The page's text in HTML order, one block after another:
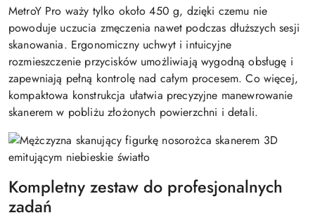
MetroY Pro waży tylko około 450 g, dzięki czemu nie
powoduje uczucia zmęczenia nawet podczas dłuższych sesji
skanowania. Ergonomiczny uchwyt i intuicyjne
rozmieszczenie przycisków umożliwiają wygodną obsługę i
zapewniają pełną kontrolę nad całym procesem. Co więcej,
kompaktowa konstrukcja ułatwia precyzyjne manewrowanie
skanerem w pobliżu złożonych powierzchni i detali.
Kompletny zestaw do profesjonalnych
zadań